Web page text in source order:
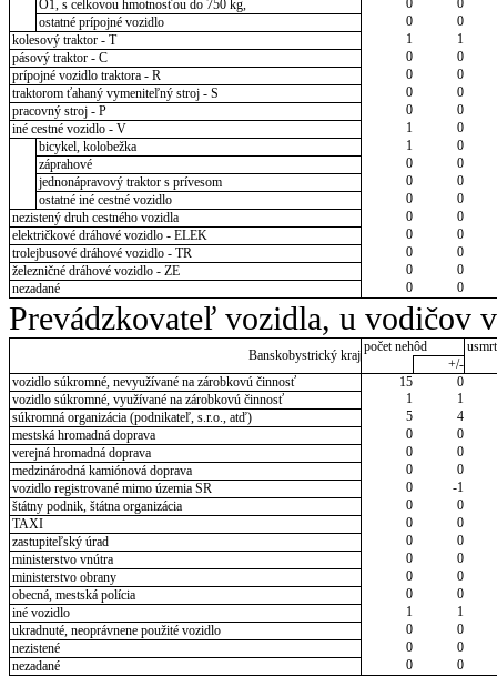
O1, s celkovou hmotnosťou do 750 kg,
0
0
ostatné prípojné vozidlo
0
0
kolesový traktor - T
1
1
pásový traktor - C
0
0
prípojné vozidlo traktora - R
0
0
traktorom ťahaný vymeniteľný stroj - S
0
0
pracovný stroj - P
0
0
iné cestné vozidlo - V
1
0
bicykel, kolobežka
1
0
záprahové
0
0
jednonápravový traktor s prívesom
0
0
ostatné iné cestné vozidlo
0
0
nezistený druh cestného vozidla
0
0
električkové dráhové vozidlo - ELEK
0
0
trolejbusové dráhové vozidlo - TR
0
0
železničné dráhové vozidlo - ZE
0
0
nezadané
0 0
Prevádzkovateľ vozidla, u vodičov
Banskobystrický kraj
počet nehôd
+/-
vozidlo súkromné, nevyužívané na zárobkovú činnosť
15
0
vozidlo súkromné, využívané na zárobkovú činnosť
1
1
súkromná organizácia (podnikateľ, s.r.o., atď)
5
4
mestská hromadná doprava
0
0
verejná hromadná doprava
0
0
medzinárodná kamiónová doprava
0
0
vozidlo registrované mimo územia SR
0
-1
štátny podnik, štátna organizácia
0
0
TAXI
0
0
zastupiteľský úrad
0
0
ministerstvo vnútra
0
0
ministerstvo obrany
0
0
obecná, mestská polícia
0
0
iné vozidlo
1
1
ukradnuté, neoprávnene použité vozidlo
0
0
nezistené
0
0
nezadané
0 0